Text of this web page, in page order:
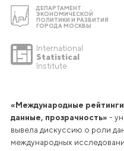
ДЕПАРТАМЕНТ
ЭКОНОМИЧЕСКОЙ
ПОЛИТИКИ И РАЗВИТИЯ
ГОРОДА МОСКВЫ
International
Statistical
Institute
«Международные
данные, прозрачность» -
вывела дискуссию о роли
международных